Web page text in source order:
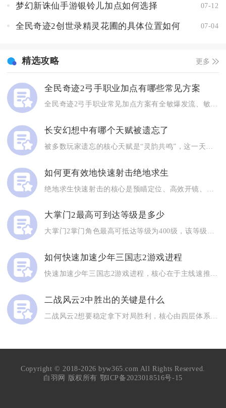
梦幻新诛仙手游银铃儿加点如何选择 07-12
全民奇迹2创世录精灵花圃的具体位置如何 07-04
精选攻略 更多
全民奇迹2弓手职业加点有哪些常见方案
全民奇迹2弓手职业常见加点方案有全敏爆发流、敏体均衡流、敏智...
长安幻想中有哪个天赋被遗忘了
如何更有效地快速射击绝地求生
大掌门2最高可到达等级是多少
大掌门2掌门角色最高可抵达等级为400级，该等级为游戏当前设...
如何快速加速少年三国志2游戏进程
二战风云2中胜出的关键是什么
Copyright © 2018-2026 byw365.com All Rights Reserved.
白羽网 版权所有 鄂ICP备2023018516号-15